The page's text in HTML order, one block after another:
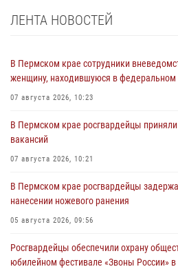
ЛЕНТА НОВОСТЕЙ
В Пермском крае сотрудники
женщину, находившуюся в федеральном
07 августа 2026, 10:23
В Пермском крае росгвардейцы
вакансий
07 августа 2026, 10:21
В Пермском крае росгвардейцы
нанесении ножевого ранения
05 августа 2026, 09:56
Росгвардейцы обеспечили охрану
юбилейном фестивале «Звоны России»